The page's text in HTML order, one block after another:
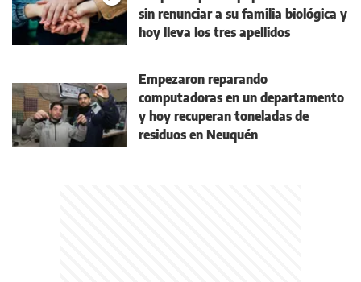
sin renunciar a su familia biológica y
hoy lleva los tres apellidos
Empezaron reparando
computadoras en un departamento
y hoy recuperan toneladas de
residuos en Neuquén